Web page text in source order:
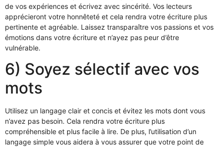
de vos expériences et écrivez avec sincérité. Vos lecteurs
apprécieront votre honnêteté et cela rendra votre écriture plus
pertinente et agréable. Laissez transparaître vos passions et vos
émotions dans votre écriture et n’ayez pas peur d’être
vulnérable.
6) Soyez sélectif avec vos
mots
Utilisez un langage clair et concis et évitez les mots dont vous
n’avez pas besoin. Cela rendra votre écriture plus
compréhensible et plus facile à lire. De plus, l’utilisation d’un
langage simple vous aidera à vous assurer que votre point de